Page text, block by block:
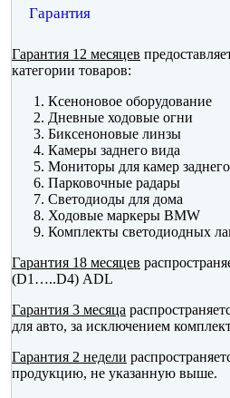
Гарантия
Гарантия 12 месяцев
категории товаров:
Ксеноновое оборудование
Дневные ходовые огни
Биксеноновые линзы
Камеры заднего вида
Мониторы для камер
Парковочные радары
Светодиоды для дома
Ходовые маркеры BMW
Комплекты светодиодных
Гарантия 18 месяцев
(D1…..D4) ADL
Гарантия 3 месяца
для авто, за исключением
Гарантия 2 недели
продукцию, не указанную выше.